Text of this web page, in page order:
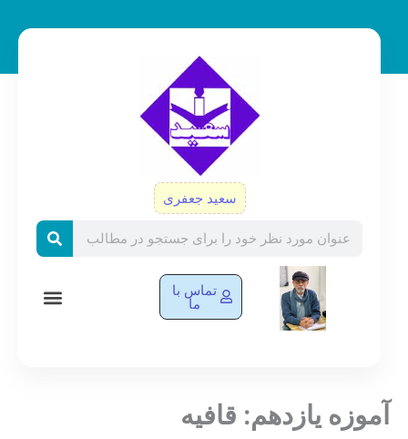
سعید جعفری
تماس با
ما
آموزه یازدهم: قافیه